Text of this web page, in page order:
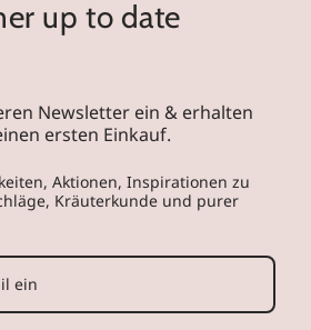
up to date
Newsletter ein & erhalten
ersten Einkauf.
Aktionen, Inspirationen zu
Kräuterkunde und purer